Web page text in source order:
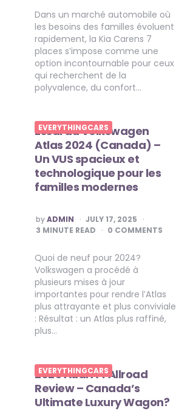
Dans un marché automobile où
les besoins des familles évoluent
rapidement, la Kia Carens 7
places s’impose comme une
option incontournable pour ceux
qui recherchent de la
polyvalence, du confort…
EVERYTHINGCARS
Essai du Volkswagen
Atlas 2024 (Canada) –
Un VUS spacieux et
technologique pour les
familles modernes
POSTED
BY
byADMIN
JULY 17, 2025
3 MINUTE READ 0 COMMENTS
Quoi de neuf pour 2024?
Volkswagen a procédé à
plusieurs mises à jour
importantes pour rendre l’Atlas
plus attrayante et plus conviviale
: Résultat : un Atlas plus raffiné,
plus…
EVERYTHINGCARS
2025 Audi A4 Allroad
Review – Canada’s
Ultimate Luxury Wagon?